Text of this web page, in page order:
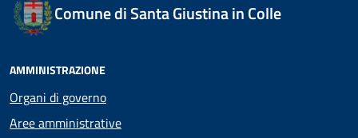
Comune di Santa Giustina in Colle
AMMINISTRAZIONE
Organi di governo
Aree amministrative